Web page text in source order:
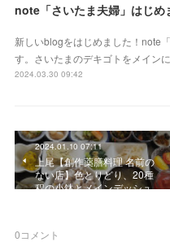
note「さいたま夫婦」はじめ
新しいblogをはじめました！note
す。さいたまのデキゴトをメイン
2024.03.30 09:42
2024.01.10 07:11
上尾【創作薬膳料理 名前の
ない店】色とりどり、20種
程の小鉢とメインデッシュ
0コメント